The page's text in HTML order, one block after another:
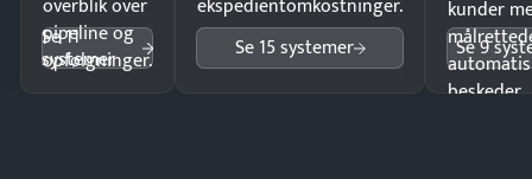
overblik over
pipeline og
opfølgninger.
Se 11
systemer
ekspedientomkostninger.
Se 15 systemer
kunder
beskeder.
Se 9